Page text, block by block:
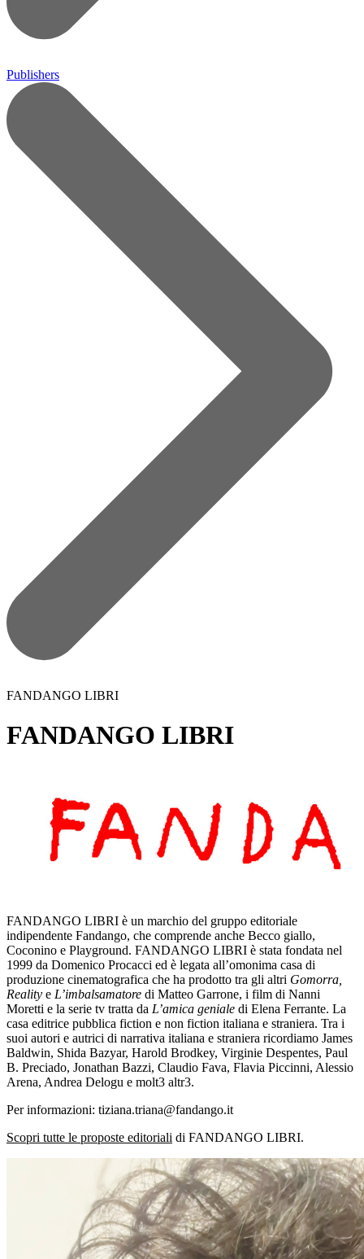
Publishers
FANDANGO LIBRI
FANDANGO LIBRI
FANDANGO LIBRI è un marchio del gruppo editoriale
indipendente Fandango, che comprende anche Becco giallo,
Coconino e Playground. FANDANGO LIBRI è stata fondata nel
1999 da Domenico Procacci ed è legata all’omonima casa di
produzione cinematografica che ha prodotto tra gli altri Gomorra,
Reality e L’imbalsamatore di Matteo Garrone, i film di Nanni
Moretti e la serie tv tratta da L’amica geniale di Elena Ferrante. La
casa editrice pubblica fiction e non fiction italiana e straniera. Tra i
suoi autori e autrici di narrativa italiana e straniera ricordiamo James
Baldwin, Shida Bazyar, Harold Brodkey, Virginie Despentes, Paul
B. Preciado, Jonathan Bazzi, Claudio Fava, Flavia Piccinni, Alessio
Arena, Andrea Delogu e molt3 altr3.
Per informazioni: tiziana.triana@fandango.it
Scopri tutte le proposte editoriali di FANDANGO LIBRI.